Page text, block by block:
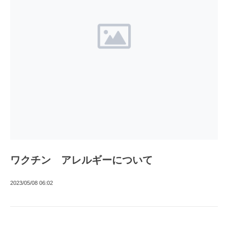
ワクチン アレルギーについて
2023/05/08 06:02